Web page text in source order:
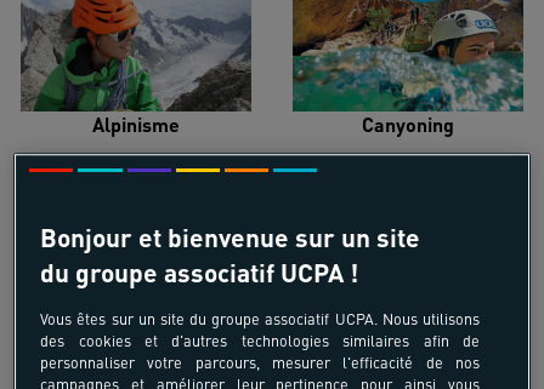
Alpinisme Canyoning
Bonjour et bienvenue sur un site
du groupe associatif UCPA !
Vous êtes sur un site du groupe associatif UCPA. Nous utilisons
des cookies et d'autres technologies similaires afin de
personnaliser votre parcours, mesurer l'efficacité de nos
campagnes et améliorer leur pertinence pour ainsi vous